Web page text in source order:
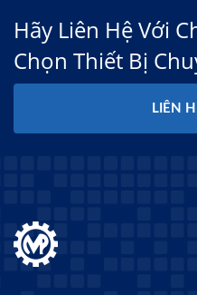
Hãy Liên Hệ Với
Chọn Thiết Bị
LIÊN